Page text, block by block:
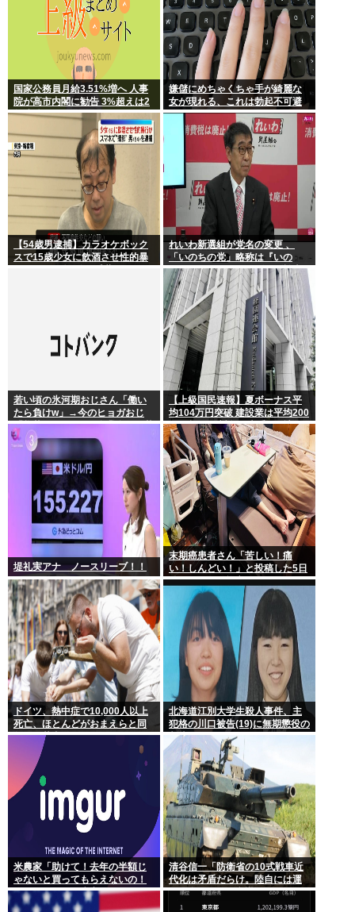
国家公務員月給3.51%増へ 人事
院が高市内閣に勧告 3%超えは2
年連続
嫌儲にめちゃくちゃ手が綺麗な
女が現れる、これは勃起不可避
【54歳男逮捕】カラオケボック
スで15歳少女に飲酒させ性的暴
れいわ新選組が党名の変更 、
「いのちの党」略称は『いの
ち』 SNSではTIM・ゴルゴ松本
に言及「ゴルゴ出馬確定」「党
首は決まり」
若い頃の氷河期おじさん「働い
たら負けw」→今のヒョガおじ
「惣菜たけぇよ..」 自業自得で草
【上級国民速報】夏ボーナス平
均104万円突破 建設業は平均200
万円超 なお対象は大手163社93
万人、全就業者の1%強
堤礼実アナ ノースリーブ！！
末期癌患者さん「苦しい！痛
い！しんどい！」と投稿した5日
後に穏やかに旅立つ
ドイツ、熱中症で10,000人以上
死亡、ほとんどがおまえらと同
年代、若者は元気
北海道江別大学生殺人事件、主
犯格の川口被告(19)に無期懲役の
判決
米農家「助けて！去年の半額じ
ゃないと買ってもらえないの！
作れば作るほど赤字で死にそ
う！」
清谷信一「防衛省の10式戦車近
代化は矛盾だらけ。陸自には運
用理念もコスト意識もない」